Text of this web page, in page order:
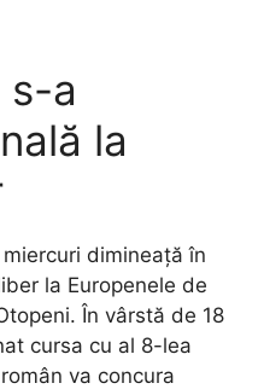
s-a
la
dimineață în
la Europenele de
În vârstă de 18
cursa cu al 8-lea
va concura